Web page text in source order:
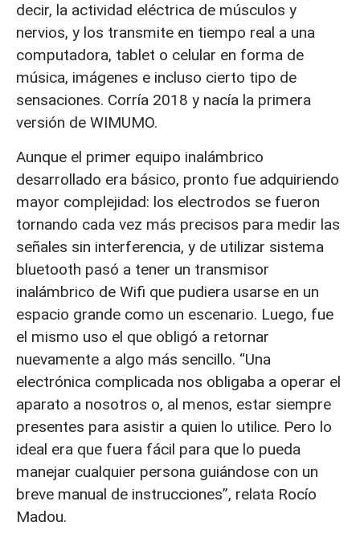
decir, la actividad eléctrica de músculos y
nervios, y los transmite en tiempo real a una
computadora, tablet o celular en forma de
música, imágenes e incluso cierto tipo de
sensaciones. Corría 2018 y nacía la primera
versión de WIMUMO.
Aunque el primer equipo inalámbrico
desarrollado era básico, pronto fue adquiriendo
mayor complejidad: los electrodos se fueron
tornando cada vez más precisos para medir las
señales sin interferencia, y de utilizar sistema
bluetooth pasó a tener un transmisor
inalámbrico de Wifi que pudiera usarse en un
espacio grande como un escenario. Luego, fue
el mismo uso el que obligó a retornar
nuevamente a algo más sencillo. “Una
electrónica complicada nos obligaba a operar el
aparato a nosotros o, al menos, estar siempre
presentes para asistir a quien lo utilice. Pero lo
ideal era que fuera fácil para que lo pueda
manejar cualquier persona guiándose con un
breve manual de instrucciones”, relata Rocío
Madou.